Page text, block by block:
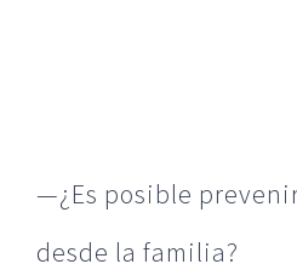
—¿Es posible
desde la familia?